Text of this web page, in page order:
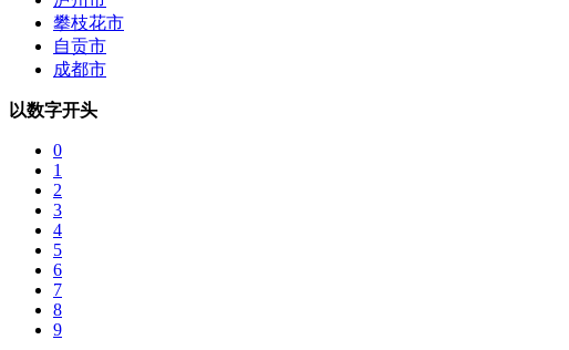
攀枝花市
自贡市
成都市
以数字开头
0
1
2
3
4
5
6
7
8
9